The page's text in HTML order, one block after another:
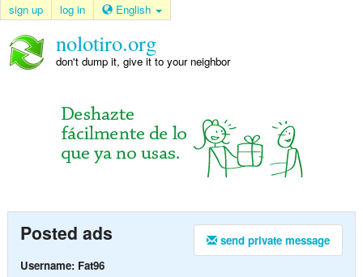
sign up log in English
nolotiro.org
don't dump it, give it to your neighbor
send private message
Posted ads
Username: Fat96